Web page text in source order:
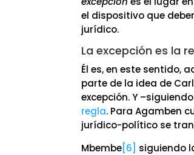
el dispositivo que
jurídico.
La excepción es la
Él es, en este sentido,
parte de la idea de
excepción. Y
regla. Para Agamben
jurídico-político se
Mbembe [6]
siguiendo